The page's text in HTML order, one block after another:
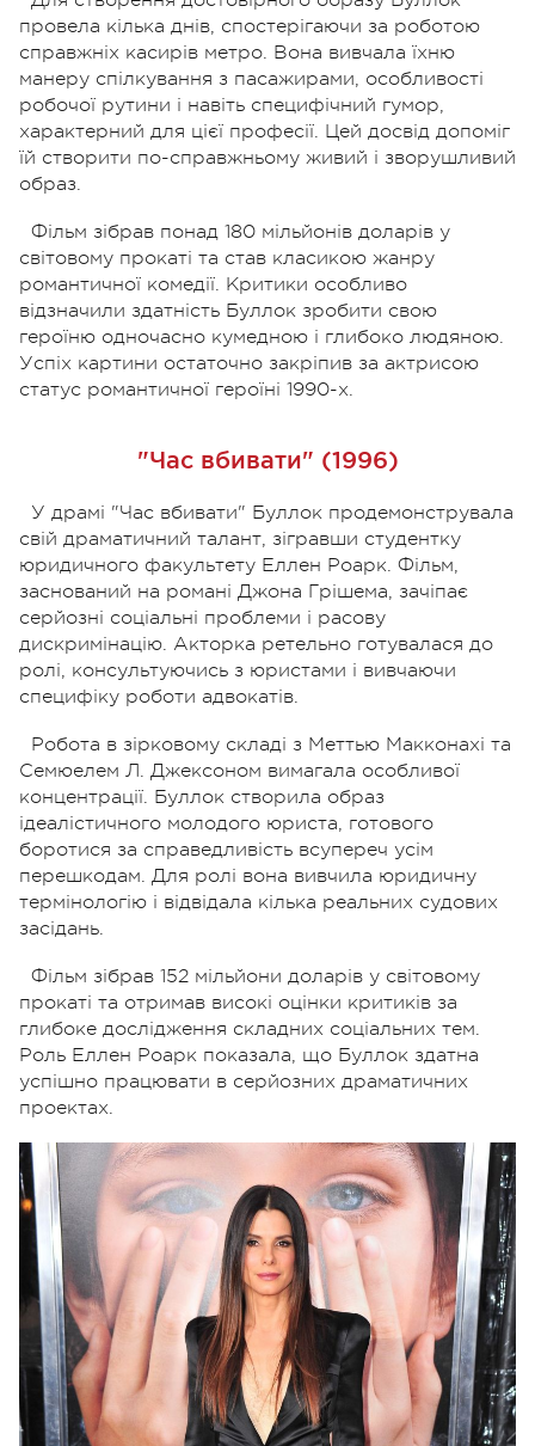
провела кілька днів, спостерігаючи за роботою
справжніх касирів метро. Вона вивчала їхню
манеру спілкування з пасажирами, особливості
робочої рутини і навіть специфічний гумор,
характерний для цієї професії. Цей досвід допоміг
їй створити по-справжньому живий і зворушливий
образ.
Фільм зібрав понад 180 мільйонів доларів у
світовому прокаті та став класикою жанру
романтичної комедії. Критики особливо
відзначили здатність Буллок зробити свою
героїню одночасно кумедною і глибоко людяною.
Успіх картини остаточно закріпив за актрисою
статус романтичної героїні 1990-х.
"Час вбивати" (1996)
У драмі "Час вбивати" Буллок продемонструвала
свій драматичний талант, зігравши студентку
юридичного факультету Еллен Роарк. Фільм,
заснований на романі Джона Грішема, зачіпає
серйозні соціальні проблеми і расову
дискримінацію. Акторка ретельно готувалася до
ролі, консультуючись з юристами і вивчаючи
специфіку роботи адвокатів.
Робота в зірковому складі з Меттью Макконахі та
Семюелем Л. Джексоном вимагала особливої
концентрації. Буллок створила образ
ідеалістичного молодого юриста, готового
боротися за справедливість всупереч усім
перешкодам. Для ролі вона вивчила юридичну
термінологію і відвідала кілька реальних судових
засідань.
Фільм зібрав 152 мільйони доларів у світовому
прокаті та отримав високі оцінки критиків за
глибоке дослідження складних соціальних тем.
Роль Еллен Роарк показала, що Буллок здатна
успішно працювати в серйозних драматичних
проектах.